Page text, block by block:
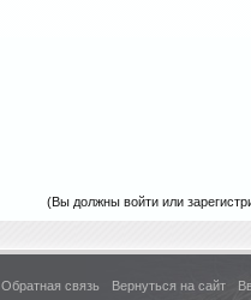
(Вы должны войти или
Обратная связь Вернуться на сайт